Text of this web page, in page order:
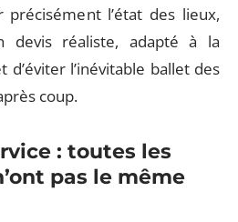
précisément l’état des lieux,
devis réaliste, adapté à la
l’inévitable ballet des
coup.
: toutes les
pas le même